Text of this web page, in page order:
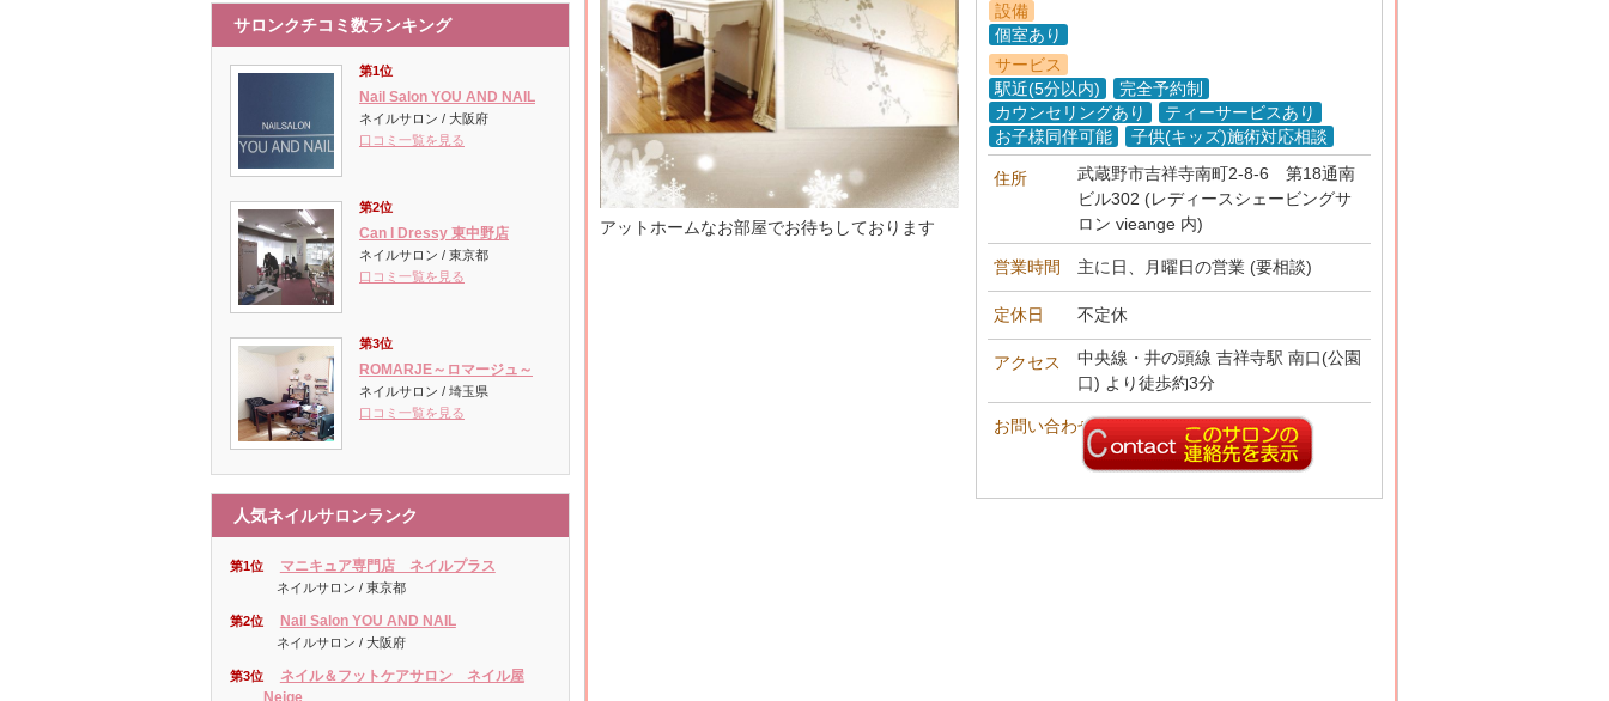
アットホームなお部屋でお待ちしております
設備
個室あり
サービス
駅近(5分以内)
完全予約制
カウンセリングあり
ティーサービスあり
お子様同伴可能
子供(キッズ)施術対応相談
住所
武蔵野市吉祥寺南町2-8-6 第18通南
ビル302 (レディースシェービングサ
ロン vieange 内)
営業時間 主に日、月曜日の営業 (要相談)
定休日 不定休
アクセス
中央線・井の頭線 吉祥寺駅 南口(公園
口) より徒歩約3分
お問い合わせ先
サロンクチコミ数ランキング
第1位
Nail Salon YOU AND NAIL
ネイルサロン / 大阪府
口コミ一覧を見る
第2位
Can I Dressy 東中野店
ネイルサロン / 東京都
口コミ一覧を見る
第3位
ROMARJE～ロマージュ～
ネイルサロン / 埼玉県
口コミ一覧を見る
人気ネイルサロンランク
第1位 マニキュア専門店 ネイルプラス
ネイルサロン / 東京都
第2位 Nail Salon YOU AND NAIL
ネイルサロン / 大阪府
第3位
ネイル＆フットケアサロン ネイル屋
Neige